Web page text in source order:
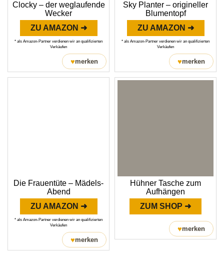
Clocky – der weglaufende
Wecker
ZU AMAZON ➜
* als Amazon-Partner verdienen wir an qualifizierten
Verkäufen
♥merken
Sky Planter – origineller
Blumentopf
ZU AMAZON ➜
* als Amazon-Partner verdienen wir an qualifizierten
Verkäufen
♥merken
Die Frauentüte – Mädels-
Abend
ZU AMAZON ➜
* als Amazon-Partner verdienen wir an qualifizierten
Verkäufen
♥merken
Hühner Tasche zum
Aufhängen
ZUM SHOP ➜
♥merken